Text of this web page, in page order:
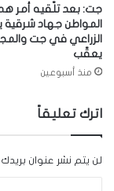
جت: بعد تلّقيه أمر
المواطن جهاد شرقية
الزراعي في جت
يعقّب
منذ أسبوعين
اترك تعليقاً
لن يتم نشر عنوان بريدك